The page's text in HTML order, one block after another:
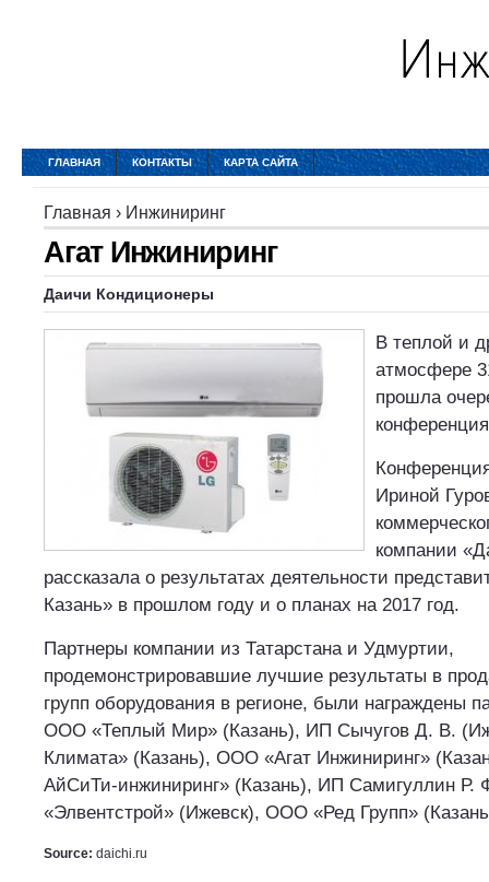
ГЛАВНАЯ КОНТАКТЫ КАРТА САЙТА
Главная › Инжиниринг
Агат Инжиниринг
Даичи Кондиционеры
В теплой и
атмосфере
прошла
Ириной
компании
рассказала о результатах деятельности
Казань» в прошлом году и о планах на 2017 год.
Партнеры компании из Татарстана и Удмуртии,
продемонстрировавшие лучшие результаты в
групп оборудования в регионе, были награждены
ООО «Теплый Мир» (Казань), ИП Сычугов Д. В.
Климата» (Казань), ООО «Агат Инжиниринг»
АйСиТи-инжиниринг» (Казань), ИП Самигуллин
«Элвентстрой» (Ижевск), ООО «Ред Групп»
Source: daichi.ru